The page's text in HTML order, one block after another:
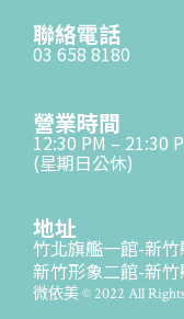
聯絡電話
03 658 8180
營業時間
12:30 PM – 21:30
(星期日公休)
地址
竹北旗艦一館-新
新竹形象二館-新
微依美 © 2022 All